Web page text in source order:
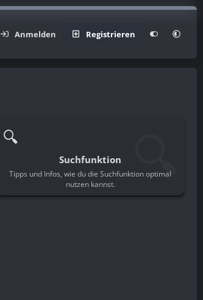
Anmelden Registrieren
🔍
Suchfunktion
Tipps und Infos, wie du die Suchfunktion optimal
nutzen kannst.
🔍